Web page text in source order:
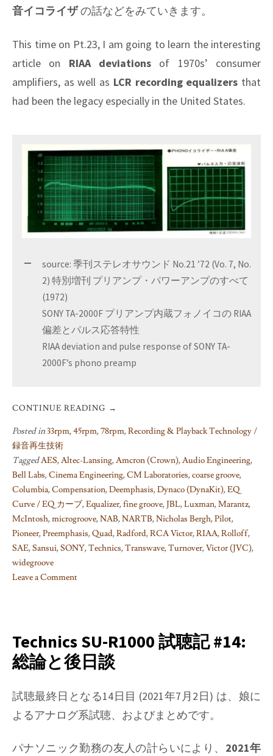
音イコライザの話などをみていきます。
This time on Pt.23, I am going to learn the interesting
article on RIAA deviations of 1970s’ consumer
amplifiers, as well as LCR recording equalizers that
had been the legacy especially in the United States.
source: 季刊ステレオサウンド No.21 ’72 (Vo. 7, No.
2) 特別増刊 プリアンプ・パワーアンプのすべて
(1972)
SONY TA-2000F プリアンプ内蔵フォノイコの RIAA
偏差とパルス応答特性
RIAA deviation and pulse response of SONY TA-
2000F’s phono preamp
CONTINUE READING →
Posted in33rpm,45rpm,78rpm,Recording & Playback Technology /
録音再生技術
TaggedAES,Altec-Lansing,Amcron (Crown),Audio Engineering,
Bell Labs,Cinema Engineering,CM Laboratories,coarse groove,
Columbia,Compensation,Deemphasis,Dynaco (DynaKit),EQ
Curve / EQ カーブ,Equalizer,fine groove,JBL,Luxman,Marantz,
McIntosh,microgroove,NAB,NARTB,Nicholas Bergh,Pilot,
Pioneer,Preemphasis,Quad,Radford,RCA Victor,RIAA,Rolloff,
SAE,Sansui,SONY,Technics,Transwave,Turnover,Victor (JVC),
widegroove
Leave a Comment
learned
on
Phono
curves,
Pt.
23
Technics SU-R1000 試聴記 #14:
総論と後日談
試聴最終日となる14日目 (2021年7月2日) は、娘に
よるアナログ系試聴、およびまとめです。
パナソニック勤務の友人の計らいにより、 2021年